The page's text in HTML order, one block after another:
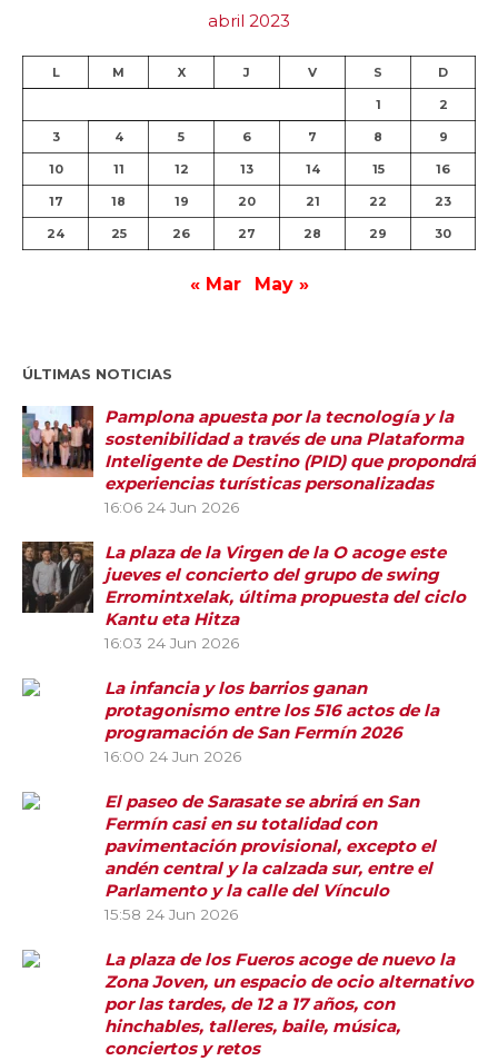
abril 2023
L M X J V S D
1 2
3 4 5 6 7 8 9
10 11 12 13 14 15 16
17 18 19 20 21 22 23
24 25 26 27 28 29 30
« Mar May »
ÚLTIMAS NOTICIAS
Pamplona apuesta por la tecnología y la
sostenibilidad a través de una Plataforma
Inteligente de Destino (PID) que propondrá
experiencias turísticas personalizadas
16:06 24 Jun 2026
La plaza de la Virgen de la O acoge este
jueves el concierto del grupo de swing
Erromintxelak, última propuesta del ciclo
Kantu eta Hitza
16:03 24 Jun 2026
La infancia y los barrios ganan
protagonismo entre los 516 actos de la
programación de San Fermín 2026
16:00 24 Jun 2026
El paseo de Sarasate se abrirá en San
Fermín casi en su totalidad con
pavimentación provisional, excepto el
andén central y la calzada sur, entre el
Parlamento y la calle del Vínculo
15:58 24 Jun 2026
La plaza de los Fueros acoge de nuevo la
Zona Joven, un espacio de ocio alternativo
por las tardes, de 12 a 17 años, con
hinchables, talleres, baile, música,
conciertos y retos